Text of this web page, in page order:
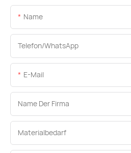
Name
Telefon/WhatsApp
E-Mail
Name Der Firma
Materialbedarf